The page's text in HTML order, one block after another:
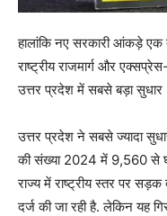
हालांकि नए सरकारी आंकड़े एक
राष्ट्रीय राजमार्ग और
उत्तर प्रदेश में सबसे बड़ा सुधार
उत्तर प्रदेश ने सबसे ज्यादा सुधार
की संख्या 2024 में 9,560 से
राज्य में राष्ट्रीय स्तर पर सड़क
दर्ज की जा रही है. लेकिन यह